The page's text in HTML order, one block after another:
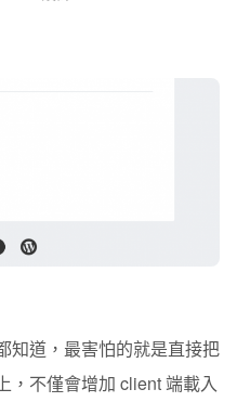
知道，最害怕的就是直接把
，不僅會增加 client 端載入